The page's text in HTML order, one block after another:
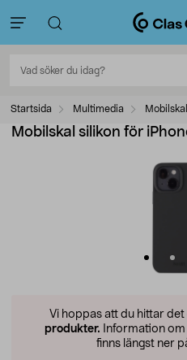
Startsida Multimedia
Mobilskal silikon för
Vi hoppas att du hittar
produkter. Information
finns längst ner